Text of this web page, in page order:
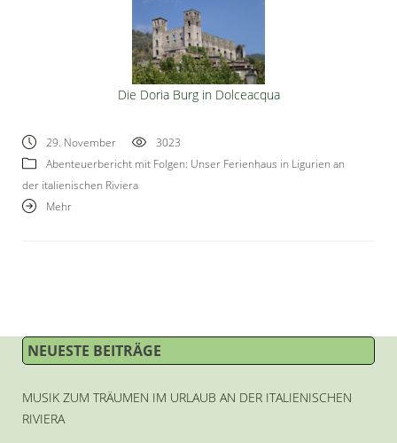
Die Doria Burg in Dolceacqua
29. November
3023
Abenteuerbericht mit Folgen: Unser Ferienhaus in Ligurien an
der italienischen Riviera
Mehr
NEUESTE BEITRÄGE
MUSIK ZUM TRÄUMEN IM URLAUB AN DER ITALIENISCHEN
RIVIERA